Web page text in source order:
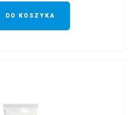
DO KOSZYKA